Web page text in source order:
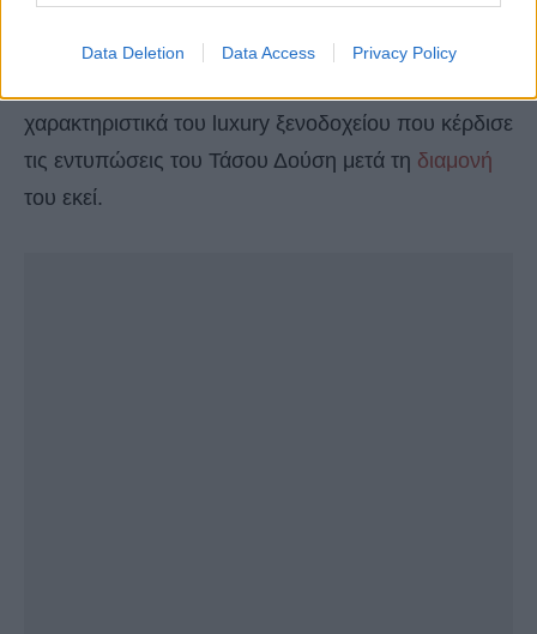
Data Deletion Data Access Privacy Policy
Διαμονήμέσα στη φύση , μεόλες τις ανέσεις και
χαρακτηριστικά του luxury ξενοδοχείου που κέρδισε
τις εντυπώσεις του Τάσου Δούση μετά τη διαμονή
του εκεί.